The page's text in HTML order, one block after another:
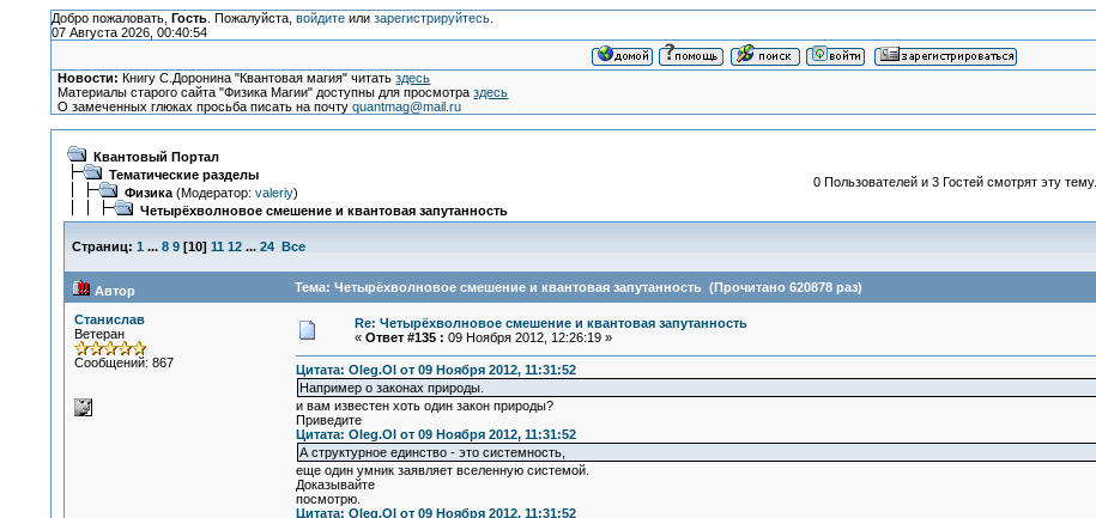
Добро пожаловать, Гость. Пожалуйста, войдитеили зарегистрируйтесь.
07 Августа 2026, 00:40:54
Новости: Книгу С.Доронина "Квантовая магия" читатьздесь
Материалы старого сайта "Физика Магии" доступны для просмотраздесь
О замеченных глюках просьба писать на почтуquantmag@mail.ru
Квантовый Портал
Тематические разделы
Физика(Модератор: valeriy)
Четырёхволновое смешение и квантовая запутанность
0 Пользователей и 3 Гостей смотрят эту тему.
Страниц: 1 ... 8 9[10] 11 12 ... 24 Все
Автор Тема: Четырёхволновое смешение и квантовая запутанность (Прочитано 620878 раз)
Станислав
Ветеран
Сообщений: 867
Re: Четырёхволновое смешение и квантовая запутанность
« Ответ #135 : 09 Ноября 2012, 12:26:19 »
Цитата: Oleg.Ol от 09 Ноября 2012, 11:31:52
Например о законах природы.
и вам известен хоть один закон природы?
Приведите
Цитата: Oleg.Ol от 09 Ноября 2012, 11:31:52
А структурное единство - это системность,
еще один умник заявляет вселенную системой.
Доказывайте
посмотрю.
Цитата: Oleg.Ol от 09 Ноября 2012, 11:31:52